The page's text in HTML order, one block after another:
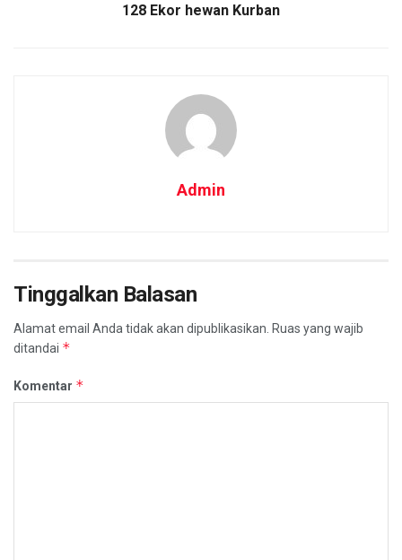
128 Ekor hewan Kurban
Admin
Tinggalkan Balasan
Alamat email Anda tidak akan dipublikasikan. Ruas yang wajib
ditandai *
Komentar *